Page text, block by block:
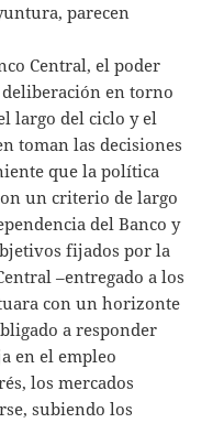
parecen
Central, el poder
en torno
largo del ciclo y el
toman las decisiones
que la política
un criterio de largo
del Banco y
fijados por la
–entregado a los
con un horizonte
a responder
en el empleo
los mercados
subiendo los